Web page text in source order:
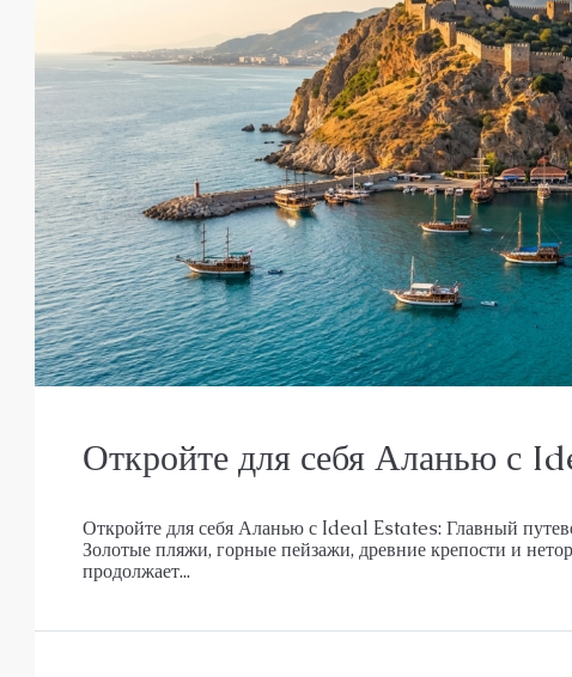
Откройте для себя Аланью с
Откройте для себя Аланью с Ideal Estates: Главный
Золотые пляжи, горные пейзажи, древние крепости и
продолжает...